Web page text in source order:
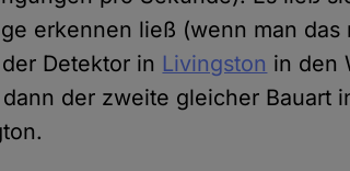
erkennen ließ (wenn man das
Detektor in Livingston in den
der zweite gleicher Bauart